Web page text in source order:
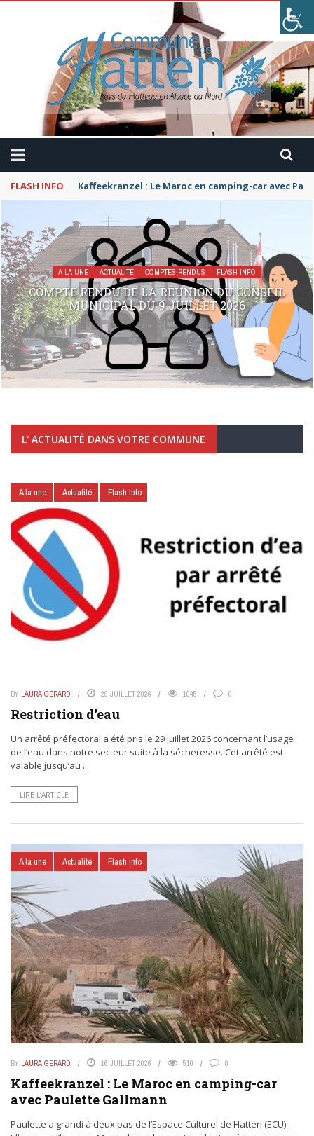
FLASH INFO Kaffeekranzel : Le Maroc en camping-car avec
A LA UNE ACTUALITÉ COMPTES RENDUS FLASH INFO
COMPTE RENDU DE LA RÉUNION DU CONSEIL
MUNICIPAL DU 9 JUILLET 2026
L' ACTUALITÉ DANS VOTRE COMMUNE
A la une Actualité Flash Info
BY LAURA GERARD 29 JUILLET 2026 1045 0
Restriction d’eau
Un arrêté préfectoral a été pris le 29 juillet 2026 concernant l’usage
de l’eau dans notre secteur suite à la sécheresse. Cet arrêté est
valable jusqu’au ...
LIRE L’ARTICLE
A la une Actualité Flash Info
BY LAURA GERARD 16 JUILLET 2026 510 0
Kaffeekranzel : Le Maroc en camping-car
avec Paulette Gallmann
Paulette a grandi à deux pas de l’Espace Culturel de Hatten (ECU).